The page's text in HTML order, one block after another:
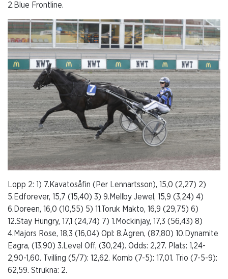
2.Blue Frontline.
Lopp 2: 1) 7.Kavatosåfin (Per Lennartsson), 15,0 (2,27) 2)
5.Edforever, 15,7 (15,40) 3) 9.Mellby Jewel, 15,9 (3,24) 4)
6.Doreen, 16,0 (10,55) 5) 11.Toruk Makto, 16,9 (29,75) 6)
12.Stay Hungry, 17,1 (24,74) 7) 1.Mockinjay, 17,3 (56,43) 8)
4.Majors Rose, 18,3 (16,04) Opl: 8.Ågren, (87,80) 10.Dynamite
Eagra, (13,90) 3.Level Off, (30,24). Odds: 2,27. Plats: 1,24-
2,90-1,60. Tvilling (5/7): 12,62. Komb (7-5): 17,01. Trio (7-5-9):
62,59. Strukna: 2.